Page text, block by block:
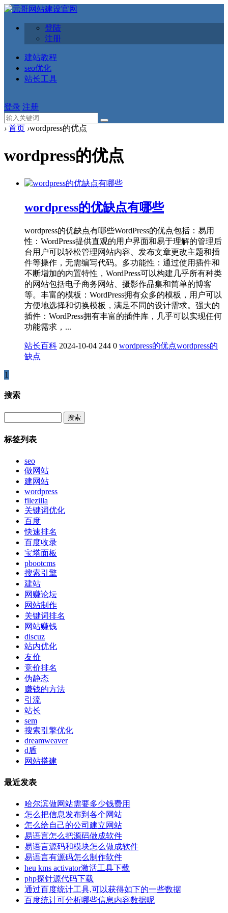
登陆
注册
建站教程
seo优化
站长工具
登录 注册
› 首页 ›wordpress的优点
wordpress的优点
wordpress的优缺点有哪些
wordpress的优缺点有哪些‌WordPress的优点包括‌：‌易用
性‌：WordPress提供直观的用户界面和易于理解的管理后
台用户可以轻松管理网站内容、发布文章更改主题和插
件等操作，无需编写代码。多功能性‌：通过使用插件和
不断增加的内置特性，WordPress可以构建几乎所有种类
的网站包括电子商务网站、摄影作品集和简单的博客
等‌。‌丰富的模板‌：WordPress拥有众多的模板，用户可以
方便地选择和切换模板，满足不同的设计需求‌。‌强大的
插件‌：WordPress拥有丰富的插件库，几乎可以实现任何
功能需求，...
站长百科 2024-10-04 244 0 wordpress的优点wordpress的
缺点
1
搜索
标签列表
seo
做网站
建网站
wordpress
filezilla
关键词优化
百度
快速排名
百度收录
宝塔面板
pbootcms
搜索引擎
建站
网赚论坛
网站制作
关键词排名
网站赚钱
discuz
站内优化
友价
竞价排名
伪静态
赚钱的方法
引流
站长
sem
搜索引擎优化
dreamweaver
d盾
网站搭建
最近发表
哈尔滨做网站需要多少钱费用
怎么把信息发布到各个网站
怎么给自己的公司建立网站
易语言怎么把源码做成软件
易语言源码和模块怎么做成软件
易语言有源码怎么制作软件
heu kms activator激活工具下载
php探针源代码下载
通过百度统计工具,可以获得如下的一些数据
百度统计可分析哪些信息内容数据呢